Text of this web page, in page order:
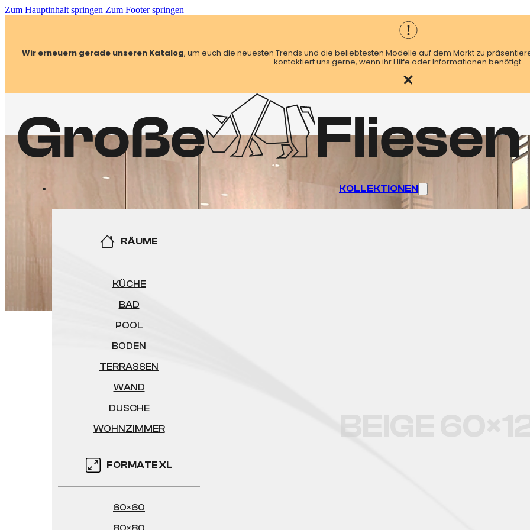
Zum Hauptinhalt springen Zum Footer springen
Wir erneuern gerade unseren Katalog, um euch die neuesten Trends und die beliebtesten Modelle auf dem Markt zu
kontaktiert uns gerne, wenn ihr Hilfe oder Informationen benötigt.
KOLLEKTIONEN
RÄUME
KÜCHE
BAD
POOL
BODEN
TERRASSEN
WAND
DUSCHE
WOHNZIMMER
FORMATE XL
60×60
BEIGE